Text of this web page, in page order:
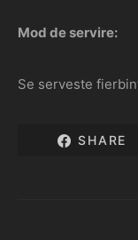
Mod de servire:
Se serveste
SHARE